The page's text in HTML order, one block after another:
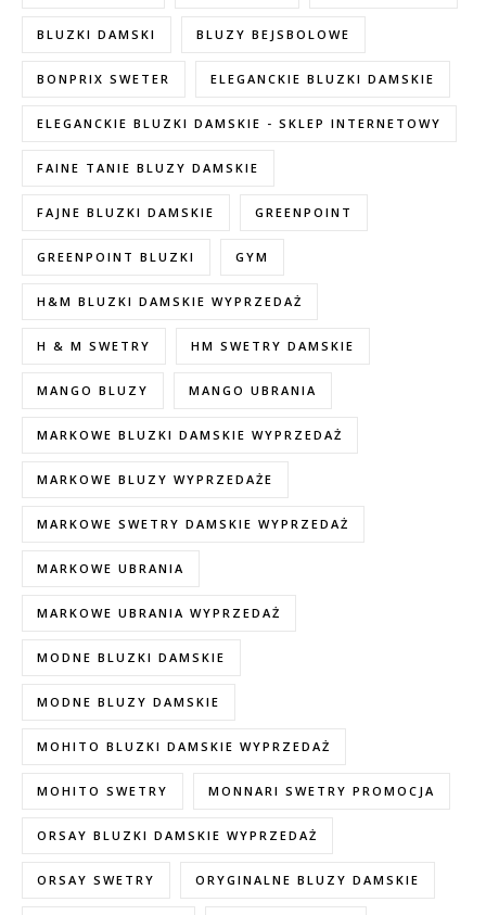
BLUZKI DAMSKI BLUZY BEJSBOLOWE
BONPRIX SWETER ELEGANCKIE BLUZKI DAMSKIE
ELEGANCKIE BLUZKI DAMSKIE - SKLEP INTERNETOWY
FAINE TANIE BLUZY DAMSKIE
FAJNE BLUZKI DAMSKIE GREENPOINT
GREENPOINT BLUZKI GYM
H&M BLUZKI DAMSKIE WYPRZEDAŻ
H & M SWETRY HM SWETRY DAMSKIE
MANGO BLUZY MANGO UBRANIA
MARKOWE BLUZKI DAMSKIE WYPRZEDAŻ
MARKOWE BLUZY WYPRZEDAŻE
MARKOWE SWETRY DAMSKIE WYPRZEDAŻ
MARKOWE UBRANIA
MARKOWE UBRANIA WYPRZEDAŻ
MODNE BLUZKI DAMSKIE
MODNE BLUZY DAMSKIE
MOHITO BLUZKI DAMSKIE WYPRZEDAŻ
MOHITO SWETRY MONNARI SWETRY PROMOCJA
ORSAY BLUZKI DAMSKIE WYPRZEDAŻ
ORSAY SWETRY ORYGINALNE BLUZY DAMSKIE